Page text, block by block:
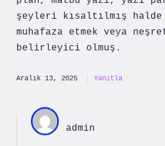
şeyleri kısaltılmış halde
muhafaza etmek veya
belirleyici olmuş.
Aralık 13, 2025 Yanıtla
admin